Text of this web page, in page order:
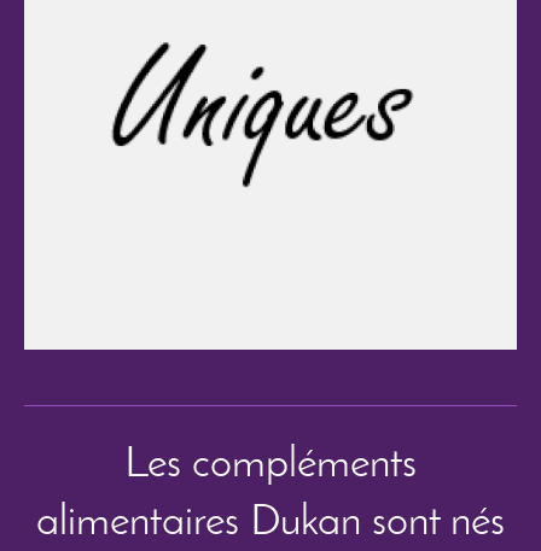
Les compléments
alimentaires Dukan sont nés